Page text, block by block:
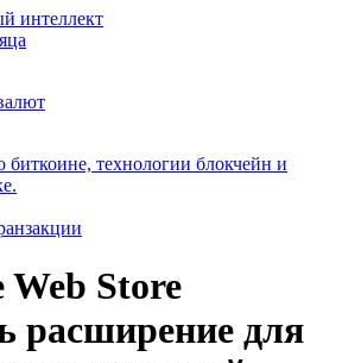
интеллект
технологии блокчейн и
Store
расширение для